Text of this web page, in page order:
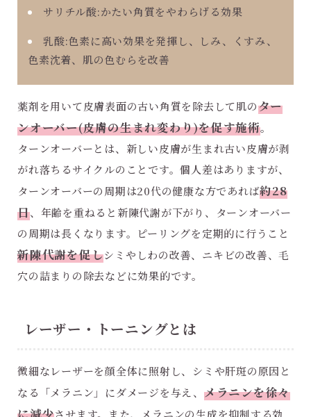
サリチル酸:かたい角質をやわらげる効果
乳酸:色素に高い効果を発揮し、しみ、くすみ、
色素沈着、肌の色むらを改善
薬剤を用いて皮膚表面の古い角質を除去して肌のター
ンオーバー(皮膚の生まれ変わり)を促す施術。
ターンオーバーとは、新しい皮膚が生まれ古い皮膚が剥
がれ落ちるサイクルのことです。個人差はありますが、
ターンオーバーの周期は20代の健康な方であれば約28
日、年齢を重ねると新陳代謝が下がり、ターンオーバー
の周期は長くなります。ピーリングを定期的に行うこと
新陳代謝を促しシミやしわの改善、ニキビの改善、毛
穴の詰まりの除去などに効果的です。
レーザー・トーニングとは
微細なレーザーを顔全体に照射し、シミや肝斑の原因と
なる「メラニン」にダメージを与え、 メラニンを徐々
に減少させます。また、メラニンの生成を抑制する効